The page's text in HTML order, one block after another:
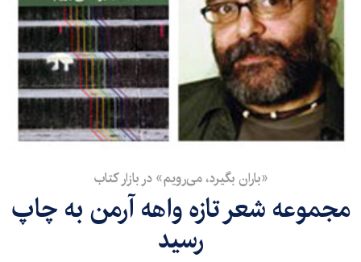
«باران بگیرد، می‌رویم» در بازار كتاب
مجموعه شعر تازه واهه آرمن به چاپ
رسيد